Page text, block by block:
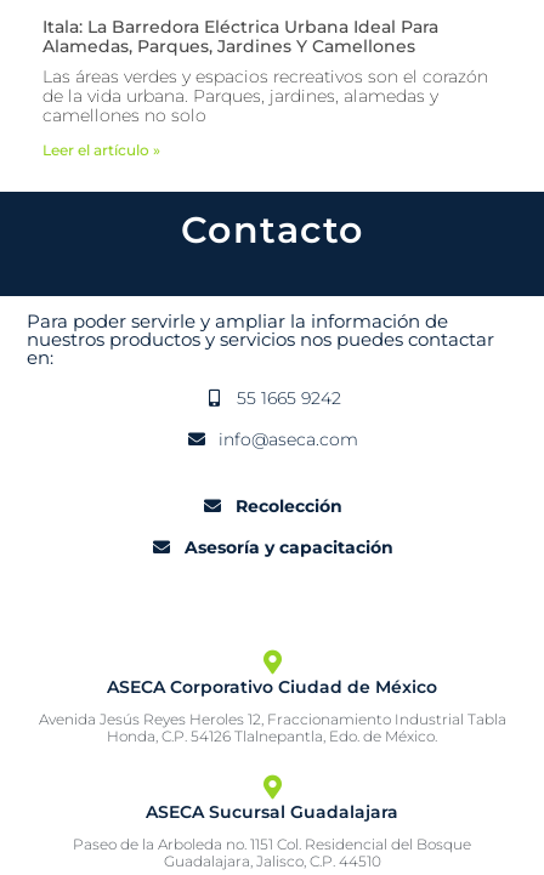
Itala: La Barredora Eléctrica Urbana Ideal Para
Alamedas, Parques, Jardines Y Camellones
Las áreas verdes y espacios recreativos son el corazón
de la vida urbana. Parques, jardines, alamedas y
camellones no solo
Leer el artículo »
Contacto
Para poder servirle y ampliar la información de
nuestros productos y servicios nos puedes contactar
en:
55 1665 9242
info@aseca.com
Recolección
Asesoría y capacitación
ASECA Corporativo Ciudad de México
Avenida Jesús Reyes Heroles 12, Fraccionamiento Industrial Tabla
Honda, C.P. 54126 Tlalnepantla, Edo. de México.
ASECA Sucursal Guadalajara
Paseo de la Arboleda no. 1151 Col. Residencial del Bosque
Guadalajara, Jalisco, C.P. 44510